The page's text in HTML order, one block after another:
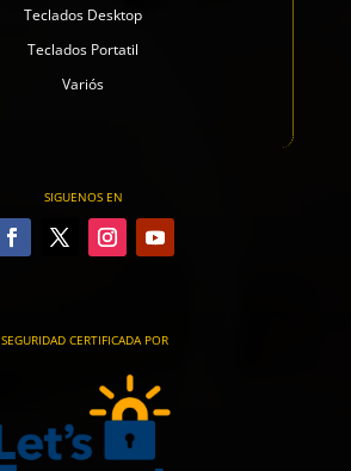
Teclados Desktop
Teclados Portatil
Variós
SIGUENOS EN
SEGURIDAD CERTIFICADA POR